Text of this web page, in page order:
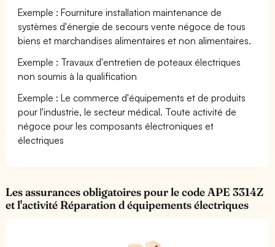
Exemple : Fourniture installation maintenance de
systèmes d'énergie de secours vente négoce de tous
biens et marchandises alimentaires et non alimentaires.
Exemple : Travaux d'entretien de poteaux électriques
non soumis à la qualification
Exemple : Le commerce d'équipements et de produits
pour l'industrie, le secteur médical. Toute activité de
négoce pour les composants électroniques et
électriques
Les assurances obligatoires pour le code APE 3314Z
et l'activité Réparation d équipements électriques